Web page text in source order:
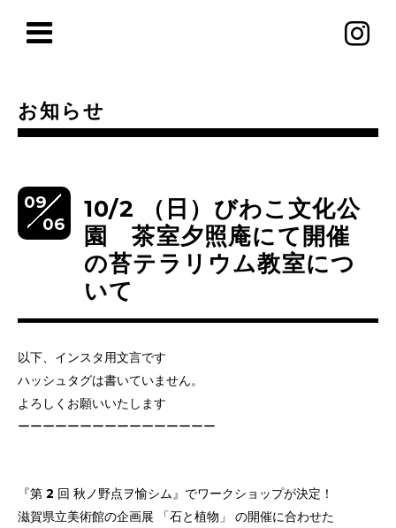
お知らせ
09
06
10/2 （日）びわこ文化公
園 茶室夕照庵にて開催
の苔テラリウム教室につ
いて
以下、インスタ用文言です
ハッシュタグは書いていません。
よろしくお願いいたします
ーーーーーーーーーーーーーーーー
『第 2 回 秋ノ野点ヲ愉シム』でワークショップが決定！
滋賀県立美術館の企画展 「石と植物」 の開催に合わせた